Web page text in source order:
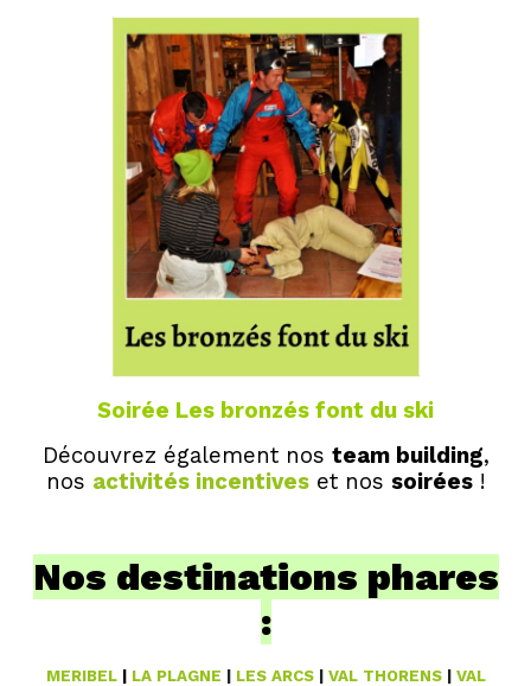
Soirée Les bronzés font du ski
Découvrez également nos team building,
nos activités incentives et nos soirées !
Nos destinations phares
:
MERIBEL| LA PLAGNE LES ARCS| VAL THORENS| VAL